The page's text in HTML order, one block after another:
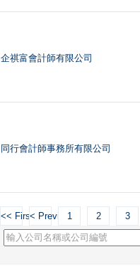
企祺富會計師有限公司
同行會計師事務所有限公司
<< First< Previous1 2 3